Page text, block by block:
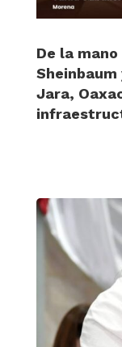
De la
Sheinbaum
Jara,